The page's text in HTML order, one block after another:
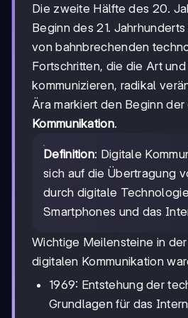
Die zweite Hälfte des 20.
Beginn des 21.
von bahnbrechenden
Fortschritten, die die Art
kommunizieren, radikal
Ära markiert den Beginn der
Kommunikation.
Definition: Digitale
sich auf die Übertragung
durch digitale
Smartphones und das
Wichtige Meilensteine in
digitalen Kommunikation
1969: Entstehung der
Grundlagen für das